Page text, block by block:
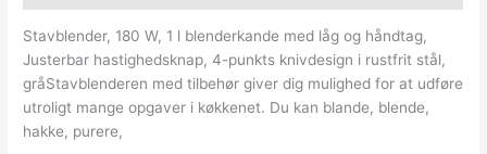
Stavblender, 180 W, 1 l blenderkande med låg og håndtag,
Justerbar hastighedsknap, 4-punkts knivdesign i rustfrit stål,
gråStavblenderen med tilbehør giver dig mulighed for at udføre
utroligt mange opgaver i køkkenet. Du kan blande, blende,
hakke, purere,